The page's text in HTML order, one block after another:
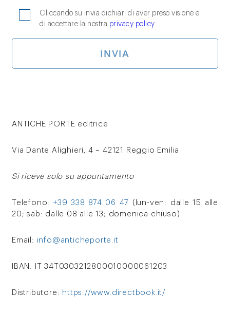
Cliccando su invia dichiari di aver preso visione e
di accettare la nostra privacy policy
ANTICHE PORTE editrice
Via Dante Alighieri, 4 – 42121 Reggio Emilia
Si riceve solo su appuntamento
Telefono: +39 338 874 06 47
(lun-ven: dalle 15 alle
20; sab: dalle 08 alle 13; domenica chiuso)
Email: info@anticheporte.it
IBAN: IT 34T0303212800010000061203
Distributore: https://www.directbook.it/